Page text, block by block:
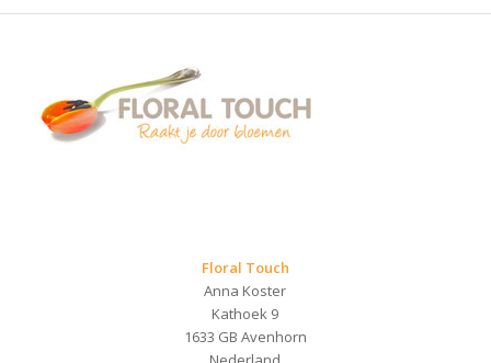
Floral Touch
Anna Koster
Kathoek 9
1633 GB Avenhorn